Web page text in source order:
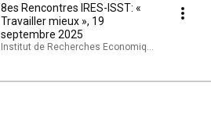
8es Rencontres IRES-ISST: «
Travailler mieux », 19
septembre 2025
Institut de Recherches Economiques et